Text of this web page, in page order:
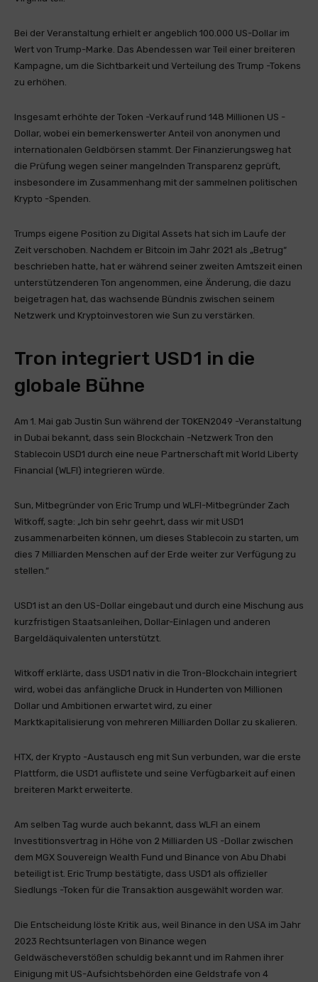
Bei der Veranstaltung erhielt er angeblich 100.000 US-Dollar im
Wert von Trump-Marke. Das Abendessen war Teil einer breiteren
Kampagne, um die Sichtbarkeit und Verteilung des Trump -Tokens
zu erhöhen.
Insgesamt erhöhte der Token -Verkauf rund 148 Millionen US -
Dollar, wobei ein bemerkenswerter Anteil von anonymen und
internationalen Geldbörsen stammt. Der Finanzierungsweg hat
die Prüfung wegen seiner mangelnden Transparenz geprüft,
insbesondere im Zusammenhang mit der sammelnen politischen
Krypto -Spenden.
Trumps eigene Position zu Digital Assets hat sich im Laufe der
Zeit verschoben. Nachdem er Bitcoin im Jahr 2021 als „Betrug“
beschrieben hatte, hat er während seiner zweiten Amtszeit einen
unterstützenderen Ton angenommen, eine Änderung, die dazu
beigetragen hat, das wachsende Bündnis zwischen seinem
Netzwerk und Kryptoinvestoren wie Sun zu verstärken.
Tron integriert USD1 in die
globale Bühne
Am 1. Mai gab Justin Sun während der TOKEN2049 -Veranstaltung
in Dubai bekannt, dass sein Blockchain -Netzwerk Tron den
Stablecoin USD1 durch eine neue Partnerschaft mit World Liberty
Financial (WLFI) integrieren würde.
Sun, Mitbegründer von Eric Trump und WLFI-Mitbegründer Zach
Witkoff, sagte: „Ich bin sehr geehrt, dass wir mit USD1
zusammenarbeiten können, um dieses Stablecoin zu starten, um
dies 7 Milliarden Menschen auf der Erde weiter zur Verfügung zu
stellen.“
USD1 ist an den US-Dollar eingebaut und durch eine Mischung aus
kurzfristigen Staatsanleihen, Dollar-Einlagen und anderen
Bargeldäquivalenten unterstützt.
Witkoff erklärte, dass USD1 nativ in die Tron-Blockchain integriert
wird, wobei das anfängliche Druck in Hunderten von Millionen
Dollar und Ambitionen erwartet wird, zu einer
Marktkapitalisierung von mehreren Milliarden Dollar zu skalieren.
HTX, der Krypto -Austausch eng mit Sun verbunden, war die erste
Plattform, die USD1 auflistete und seine Verfügbarkeit auf einen
breiteren Markt erweiterte.
Am selben Tag wurde auch bekannt, dass WLFI an einem
Investitionsvertrag in Höhe von 2 Milliarden US -Dollar zwischen
dem MGX Souvereign Wealth Fund und Binance von Abu Dhabi
beteiligt ist. Eric Trump bestätigte, dass USD1 als offizieller
Siedlungs -Token für die Transaktion ausgewählt worden war.
Die Entscheidung löste Kritik aus, weil Binance in den USA im Jahr
2023 Rechtsunterlagen von Binance wegen
Geldwäscheverstößen schuldig bekannt und im Rahmen ihrer
Einigung mit US-Aufsichtsbehörden eine Geldstrafe von 4